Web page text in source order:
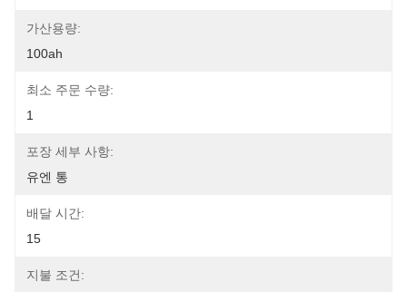
가산용량:
100ah
최소 주문 수량:
1
포장 세부 사항:
유엔 통
배달 시간:
15
지불 조건: